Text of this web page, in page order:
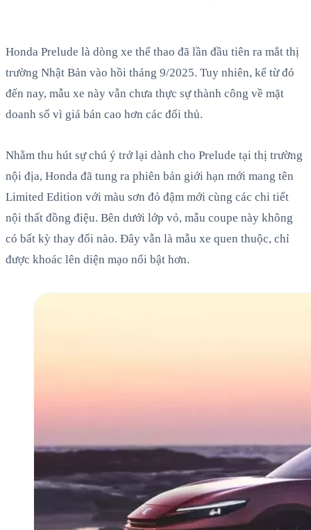
Honda Prelude là dòng xe thể thao đã lần đầu tiên ra mắt thị
trường Nhật Bản vào hồi tháng 9/2025. Tuy nhiên, kể từ đó
đến nay, mẫu xe này vẫn chưa thực sự thành công về mặt
doanh số vì giá bán cao hơn các đối thủ.
Nhằm thu hút sự chú ý trở lại dành cho Prelude tại thị trường
nội địa, Honda đã tung ra phiên bản giới hạn mới mang tên
Limited Edition với màu sơn đỏ đậm mới cùng các chi tiết
nội thất đồng điệu. Bên dưới lớp vỏ, mẫu coupe này không
có bất kỳ thay đổi nào. Đây vẫn là mẫu xe quen thuộc, chỉ
được khoác lên diện mạo nổi bật hơn.